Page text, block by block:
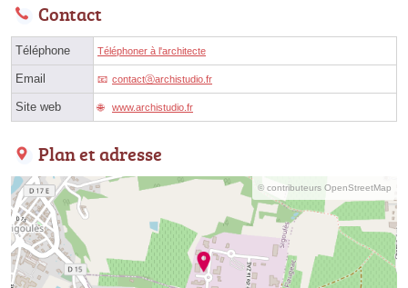
Contact
Téléphone Téléphoner à l'architecte
Email contactⓐarchistudio.fr
Site web www.archistudio.fr
Plan et adresse
© contributeurs OpenStreetMap